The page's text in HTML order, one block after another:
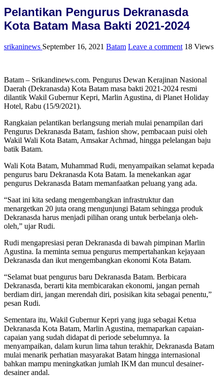
Pelantikan Pengurus Dekranasda
Kota Batam Masa Bakti 2021-2024
srikaninews September 16, 2021 Batam Leave a comment 18 Views
Batam – Srikandinews.com. Pengurus Dewan Kerajinan Nasional
Daerah (Dekranasda) Kota Batam masa bakti 2021-2024 resmi
dilantik Wakil Gubernur Kepri, Marlin Agustina, di Planet Holiday
Hotel, Rabu (15/9/2021).
Rangkaian pelantikan berlangsung meriah mulai penampilan dari
Pengurus Dekranasda Batam, fashion show, pembacaan puisi oleh
Wakil Wali Kota Batam, Amsakar Achmad, hingga pelelangan baju
batik Batam.
Wali Kota Batam, Muhammad Rudi, menyampaikan selamat kepada
pengurus baru Dekranasda Kota Batam. Ia menekankan agar
pengurus Dekranasda Batam memanfaatkan peluang yang ada.
“Saat ini kita sedang mengembangkan infrastruktur dan
menargetkan 20 juta orang mengunjungi Batam sehingga produk
Dekranasda harus menjadi pilihan orang untuk berbelanja oleh-
oleh,” ujar Rudi.
Rudi mengapresiasi peran Dekranasda di bawah pimpinan Marlin
Agustina. Ia meminta semua pengurus mempertahankan kejayaan
Dekranasda dan ikut mengembangkan ekonomi Kota Batam.
“Selamat buat pengurus baru Dekranasda Batam. Berbicara
Dekranasda, berarti kita membicarakan ekonomi, jangan pernah
berdiam diri, jangan merendah diri, posisikan kita sebagai penentu,”
pesan Rudi.
Sementara itu, Wakil Gubernur Kepri yang juga sebagai Ketua
Dekranasda Kota Batam, Marlin Agustina, memaparkan capaian-
capaian yang sudah didapat di periode sebelumnya. Ia
menyampaikan, dalam kurun lima tahun terakhir, Dekranasda Batam
mulai menarik perhatian masyarakat Batam hingga internasional
bahkan mampu meningkatkan jumlah IKM dan muncul desainer-
desainer andal.